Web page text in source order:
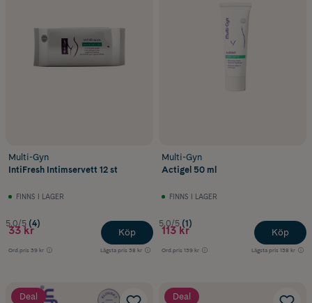
Multi-Gyn
IntiFresh Intimservett 12 st
FINNS I LAGER
5.0/5 (4)
33 kr
Ord.pris 39 kr Lägsta pris 38 kr
Köp
Multi-Gyn
Actigel 50 ml
FINNS I LAGER
5.0/5 (1)
113 kr
Ord.pris 139 kr Lägsta pris 138 kr
Köp
Deal Deal